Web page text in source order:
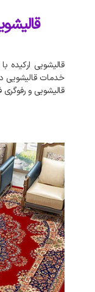
قالیشویی ارکیده
خدمات قالیشویی
قالیشویی و